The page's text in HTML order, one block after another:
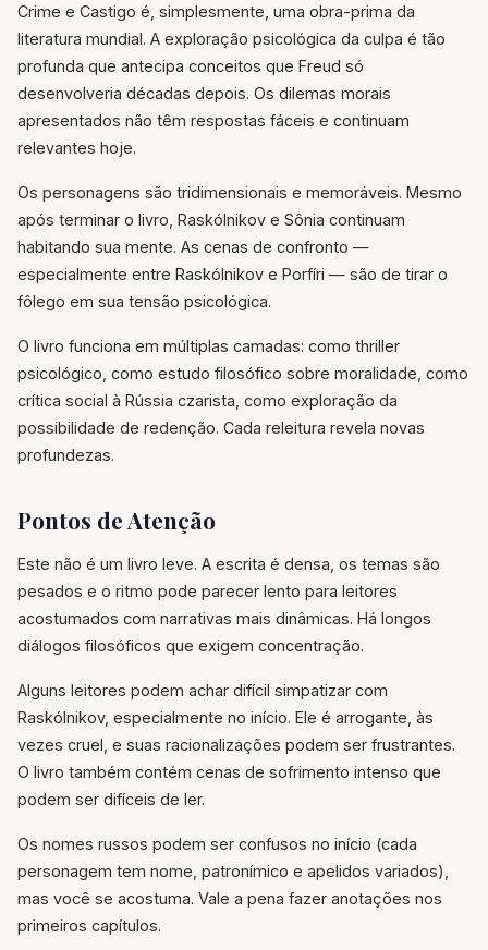
Crime e Castigo é, simplesmente, uma obra-prima da
literatura mundial. A exploração psicológica da culpa é tão
profunda que antecipa conceitos que Freud só
desenvolveria décadas depois. Os dilemas morais
apresentados não têm respostas fáceis e continuam
relevantes hoje.
Os personagens são tridimensionais e memoráveis. Mesmo
após terminar o livro, Raskólnikov e Sônia continuam
habitando sua mente. As cenas de confronto —
especialmente entre Raskólnikov e Porfíri — são de tirar o
fôlego em sua tensão psicológica.
O livro funciona em múltiplas camadas: como thriller
psicológico, como estudo filosófico sobre moralidade, como
crítica social à Rússia czarista, como exploração da
possibilidade de redenção. Cada releitura revela novas
profundezas.
Pontos de Atenção
Este não é um livro leve. A escrita é densa, os temas são
pesados e o ritmo pode parecer lento para leitores
acostumados com narrativas mais dinâmicas. Há longos
diálogos filosóficos que exigem concentração.
Alguns leitores podem achar difícil simpatizar com
Raskólnikov, especialmente no início. Ele é arrogante, às
vezes cruel, e suas racionalizações podem ser frustrantes.
O livro também contém cenas de sofrimento intenso que
podem ser difíceis de ler.
Os nomes russos podem ser confusos no início (cada
personagem tem nome, patronímico e apelidos variados),
mas você se acostuma. Vale a pena fazer anotações nos
primeiros capítulos.